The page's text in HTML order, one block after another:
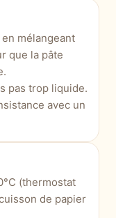
mélangeant
que la pâte
pas trop liquide.
avec un
(thermostat
de papier